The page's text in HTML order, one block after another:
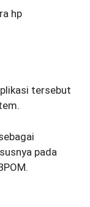
hp
tersebut
pada